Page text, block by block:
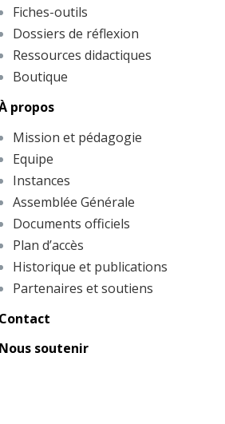
Fiches-outils
Dossiers de réflexion
Ressources didactiques
Boutique
propos
Mission et pédagogie
Equipe
Instances
Assemblée Générale
Documents officiels
Plan d’accès
Historique et publications
Partenaires et soutiens
Contact
Nous soutenir